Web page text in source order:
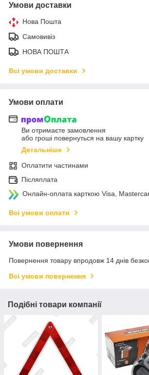
Умови доставки
Нова Пошта
Самовивіз
НОВА ПОШТА
Всі умови доставки
Умови оплати
Ви отримаєте замовлення
або гроші повернуться на вашу картку
Детальніше
Оплатити частинами
Післяплата
Онлайн-оплата карткою Visa,
Всі умови оплати
Умови повернення
Повернення товару впродовж 14 днів
Всі умови повернення
Подібні товари компанії